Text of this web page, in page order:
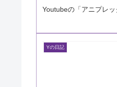
Youtubeの「アニプレ
Yの日記